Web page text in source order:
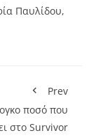
Παυλίδου,
Prev
ποσό που
στο Survivor